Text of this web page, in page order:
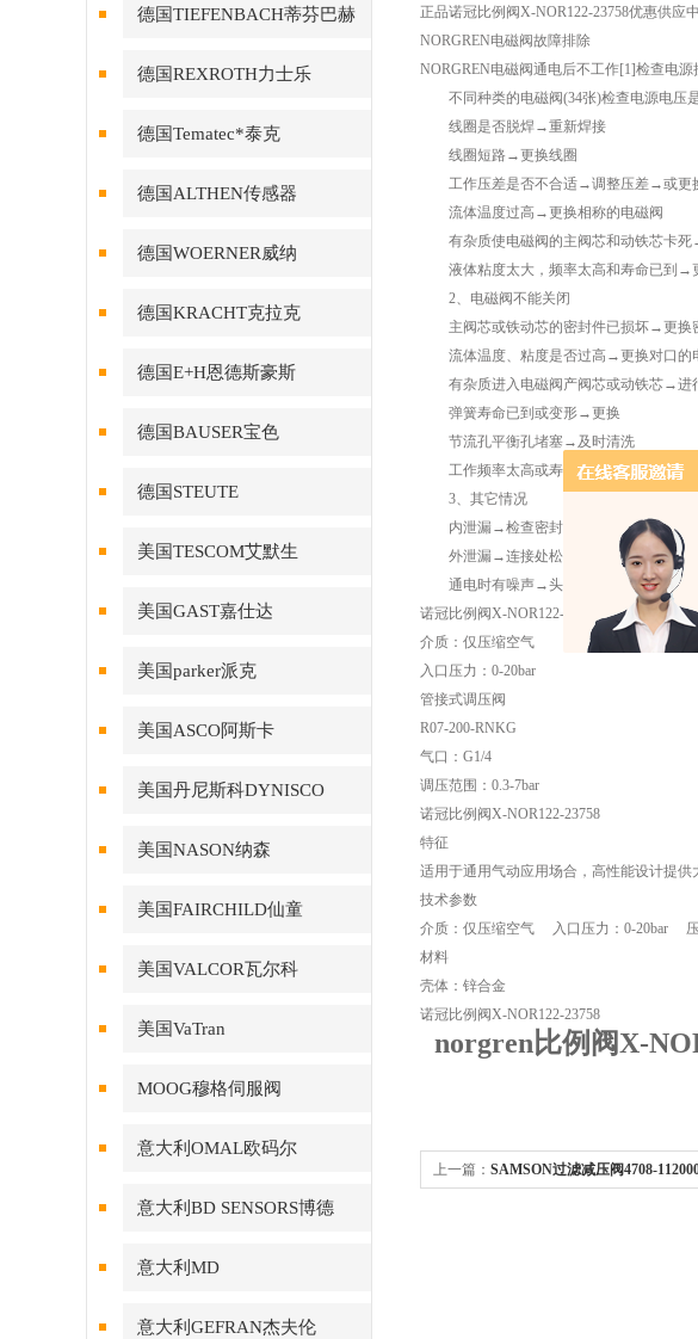
德国TIEFENBACH蒂芬巴赫
德国REXROTH力士乐
德国Tematec*泰克
德国ALTHEN传感器
德国WOERNER威纳
德国KRACHT克拉克
德国E+H恩德斯豪斯
德国BAUSER宝色
德国STEUTE
美国TESCOM艾默生
美国GAST嘉仕达
美国parker派克
美国ASCO阿斯卡
美国丹尼斯科DYNISCO
美国NASON纳森
美国FAIRCHILD仙童
美国VALCOR瓦尔科
美国VaTran
MOOG穆格伺服阀
意大利OMAL欧码尔
意大利BD SENSORS博德
意大利MD
意大利GEFRAN杰夫伦
正品诺冠比例阀X-NOR122-23758优惠供应中
NORGREN电磁阀故障排除
NORGREN电磁阀通电后不工作[1]检查电
不同种类的电磁阀(34张)检查电源电压
线圈是否脱焊→重新焊接
线圈短路→更换线圈
工作压差是否不合适→调整压差→或更
流体温度过高→更换相称的电磁阀
有杂质使电磁阀的主阀芯和动铁芯卡死
液体粘度太大，频率太高和寿命已到→
2、电磁阀不能关闭
主阀芯或铁动芯的密封件已损坏→更换
流体温度、粘度是否过高→更换对口的
有杂质进入电磁阀产阀芯或动铁芯→进
弹簧寿命已到或变形→更换
节流孔平衡孔堵塞→及时清洗
工作频率太高或寿命已到→改选产品或
3、其它情况
内泄漏→检查密封件是否损坏，弹簧是
外泄漏→连接处松动或密封件已坏→紧螺
通电时有噪声→头子上坚固件松动，拧紧
诺冠比例阀X-NOR122-23758技术参数：
介质：仅压缩空气
入口压力：0-20bar
管接式调压阀
R07-200-RNKG
气口：G1/4
调压范围：0.3-7bar
诺冠比例阀X-NOR122-23758
特征
适用于通用气动应用场合，高性能设计提供
技术参数
介质：仅压缩空气 入口压力：0-20bar 压
材料
壳体：锌合金
诺冠比例阀X-NOR122-23758
norgren比例阀X-
上一篇： SAMSON过滤减压阀4708-